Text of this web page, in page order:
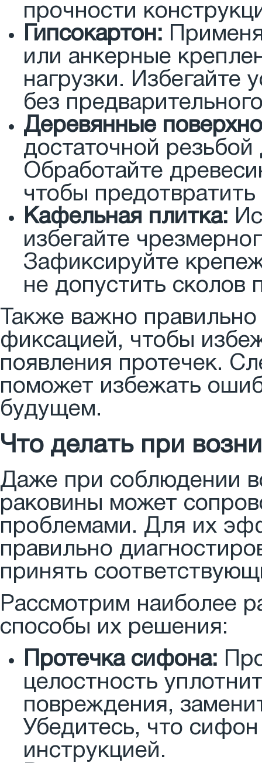
прочности
Гипсокартон:
или анкерные
нагрузки. Избегайте
без
Деревянные
достаточной
Обработайте
чтобы предотвратить
Кафельная плитка:
избегайте
Зафиксируйте
не допустить сколов
Также важно
фиксацией, чтобы
появления протечек.
поможет избежать
будущем.
Что делать при
Даже при соблюдении
раковины может
проблемами. Для их
правильно
принять
Рассмотрим наиболее
способы их решения:
Протечка сифона:
целостность
повреждения,
Убедитесь, что
инструкцией.